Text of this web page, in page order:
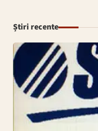
Știri recente